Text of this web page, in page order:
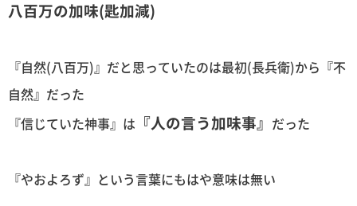
八百万の加味(匙加減)
『自然(八百万)』だと思っていたのは最初(長兵衛)から『不
自然』だった
『信じていた神事』は 『人の言う加味事』 だった
『やおよろず』という言葉にもはや意味は無い